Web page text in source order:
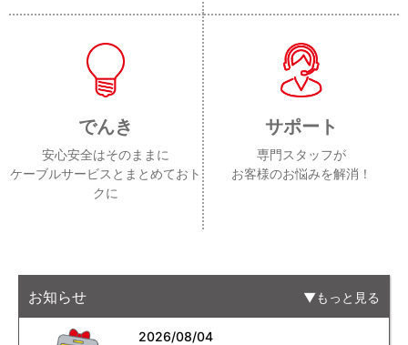
でんき
安心安全はそのままに
ケーブルサービスとまとめておト
クに
サポート
専門スタッフが
お客様のお悩みを解消！
お知らせ もっと見る
2026/08/04